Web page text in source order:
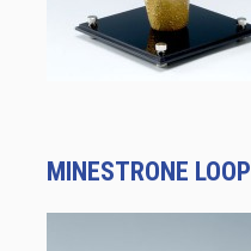
MINESTRONE LOOP